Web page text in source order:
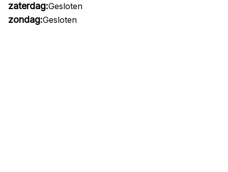
zaterdag:Gesloten
zondag:Gesloten